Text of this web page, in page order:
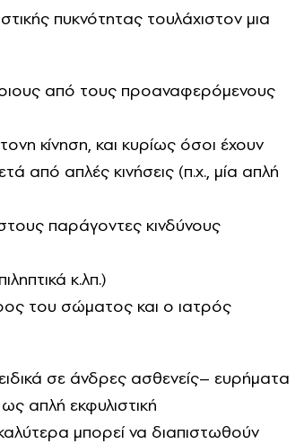
πυκνότητας τουλάχιστον μια
από τους προαναφερόμενους
κίνηση, και κυρίως όσοι έχουν
από απλές κινήσεις (π.χ., μία απλή
παράγοντες κινδύνους
κ.λπ.)
του σώματος και ο ιατρός
σε άνδρες ασθενείς– ευρήματα
απλή εκφυλιστική
μπορεί να διαπιστωθούν